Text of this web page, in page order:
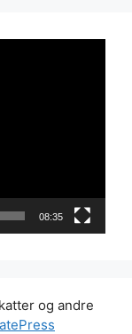
08:35
og andre